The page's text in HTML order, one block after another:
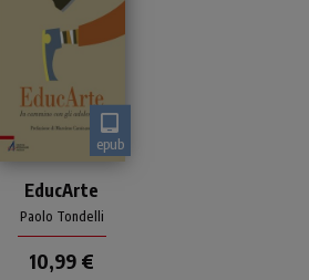
epub
di oggi, capace di
aspirazioni e
ideali, forte della sua
esperienza dire
EducArte
Paolo Tondelli
10,99 €